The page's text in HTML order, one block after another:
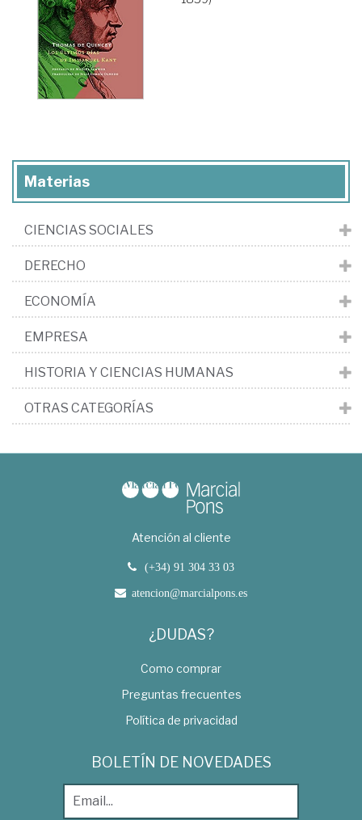
Materias
CIENCIAS SOCIALES
DERECHO
ECONOMÍA
EMPRESA
HISTORIA Y CIENCIAS HUMANAS
OTRAS CATEGORÍAS
Atención al cliente
(+34) 91 304 33 03
atencion@marcialpons.es
¿DUDAS?
Como comprar
Preguntas frecuentes
Política de privacidad
BOLETÍN DE NOVEDADES